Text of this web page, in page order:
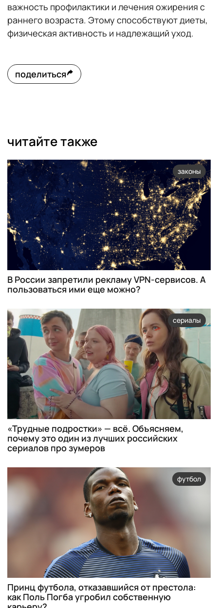
важность профилактики и лечения ожирения с
раннего возраста. Этому способствуют диеты,
физическая активность и надлежащий уход.
поделиться
читайте также
законы
В России запретили рекламу VPN-сервисов. А
пользоваться ими еще можно?
сериалы
«Трудные подростки» — всё. Объясняем,
почему это один из лучших российских
сериалов про зумеров
футбол
Принц футбола, отказавшийся от престола:
как Поль Погба угробил собственную